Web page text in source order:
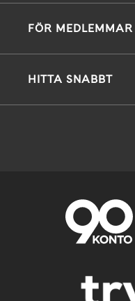
FÖR MEDLEMMAR
HITTA SNABBT